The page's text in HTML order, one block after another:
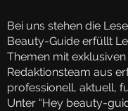
Bei uns stehen die
Beauty-Guide erfüllt
Themen mit
Redaktionsteam aus
professionell, aktuell,
Unter “Hey beauty-